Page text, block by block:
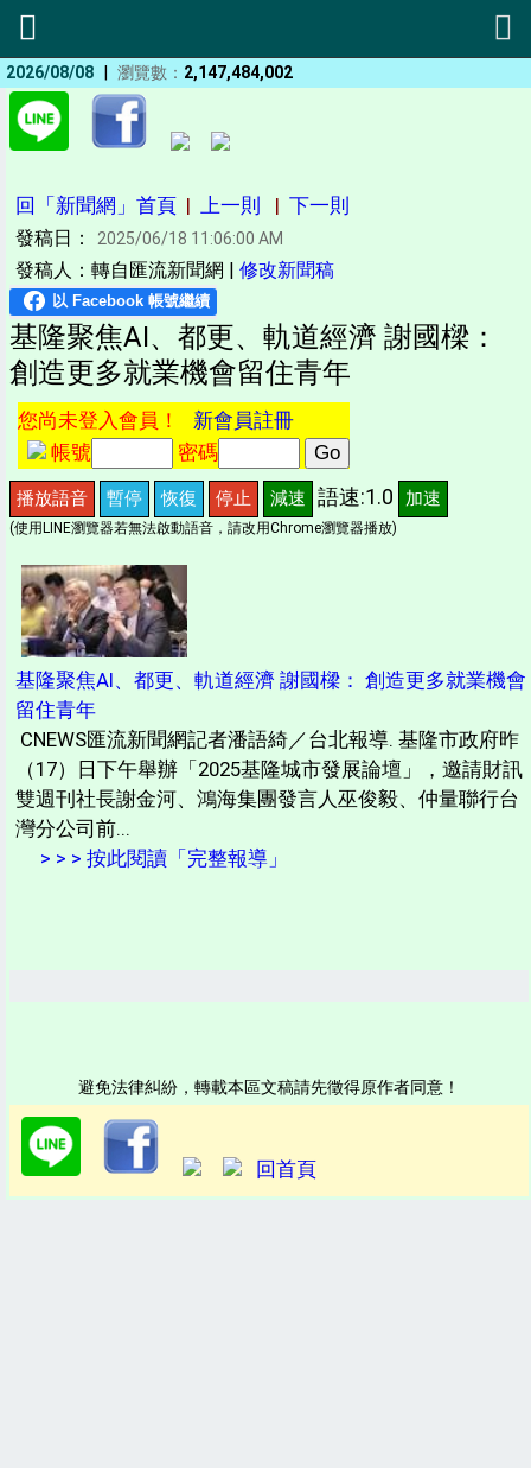
2026/08/08 | 瀏覽數： 2,147,484,002
回「新聞網」首頁 | 上一則 | 下一則
發稿日： 2025/06/18 11:06:00 AM
發稿人：轉自匯流新聞網 | 修改新聞稿
基隆聚焦AI、都更、軌道經濟 謝國樑：
創造更多就業機會留住青年
您尚未登入會員！ 新會員註冊
帳號
密碼
播放語音 暫停 恢復 停止 減速 語速:1.0 加速
(使用LINE瀏覽器若無法啟動語音，請改用Chrome瀏覽器播放)
基隆聚焦AI、都更、軌道經濟 謝國樑： 創造更多就業機會
留住青年
CNEWS匯流新聞網記者潘語綺／台北報導. 基隆市政府昨
（17）日下午舉辦「2025基隆城市發展論壇」，邀請財訊
雙週刊社長謝金河、鴻海集團發言人巫俊毅、仲量聯行台
灣分公司前...
> > > 按此閱讀「完整報導」
避免法律糾紛，轉載本區文稿請先徵得原作者同意！
回首頁